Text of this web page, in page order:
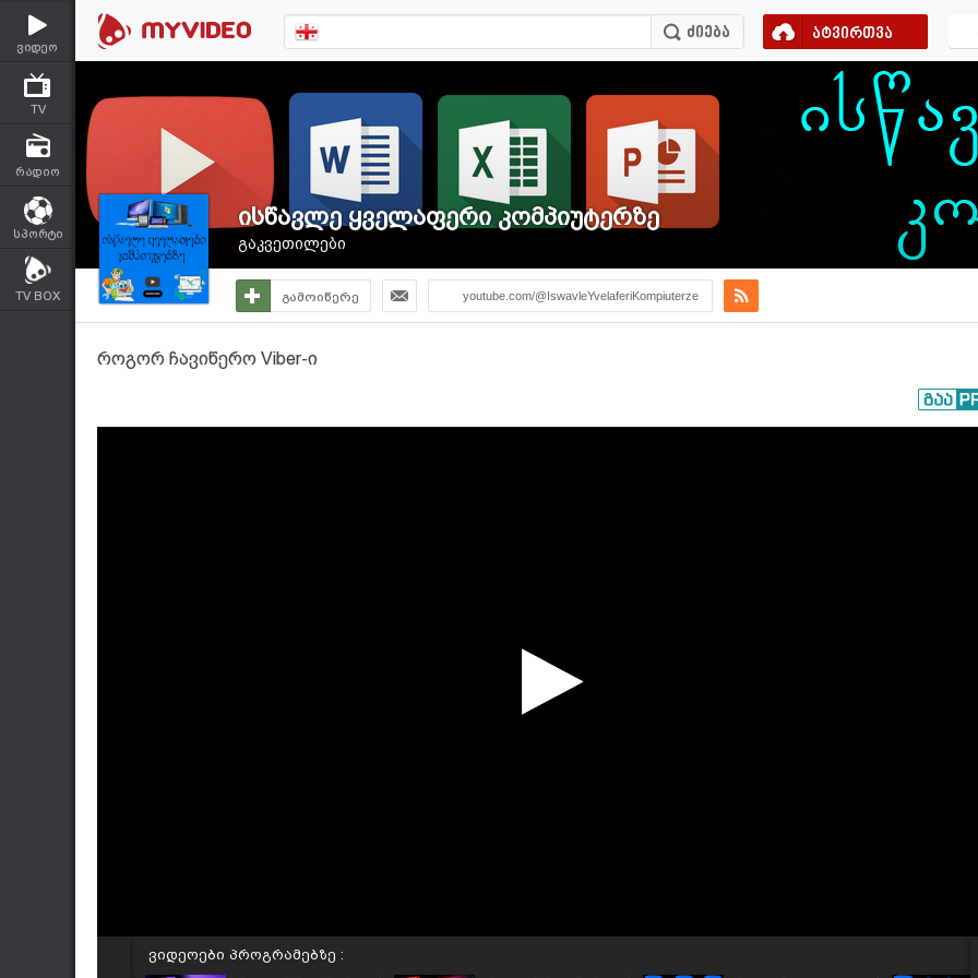
ვიდეო
TV
რადიო
სპორტი
TV BOX
ატვირთვა
ისწავლე ყველაფერი კომპიუტერზე
გაკვეთილები
გამოიწერე youtube.com/@IswavleYvelaferiKompiuterze
როგორ ჩავიწერო Viber-ი
ვიდეოები პროგრამებზე :